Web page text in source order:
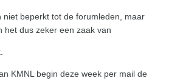
niet beperkt tot de forumleden, maar
het dus zeker een zaak van
KMNL begin deze week per mail de